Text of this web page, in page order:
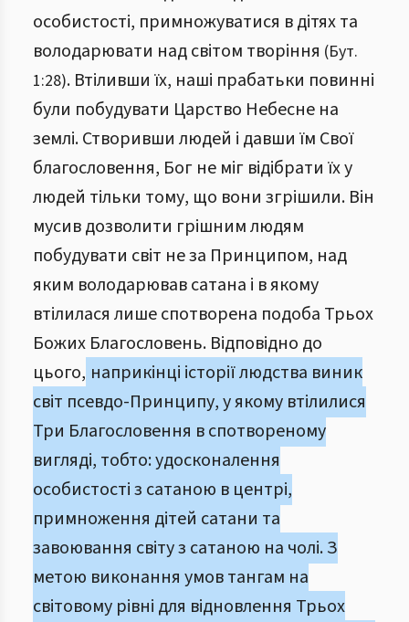
особистості, примножуватися в дітях та
володарювати над світом творіння (Бут.
1:28). Втіливши їх, наші прабатьки повинні
були побудувати Царство Небесне на
землі. Створивши людей і давши їм Свої
благословення, Бог не міг відібрати їх у
людей тільки тому, що вони згрішили. Він
мусив дозволити грішним людям
побудувати світ не за Принципом, над
яким володарював сатана і в якому
втілилася лише спотворена подоба Трьох
Божих Благословень. Відповідно до
цього, наприкінці історії людства виник
світ псевдо-Принципу, у якому втілилися
Три Благословення в спотвореному
вигляді, тобто: удосконалення
особистості з сатаною в центрі,
примноження дітей сатани та
завоювання світу з сатаною на чолі. З
метою виконання умов тангам на
світовому рівні для відновлення Трьох